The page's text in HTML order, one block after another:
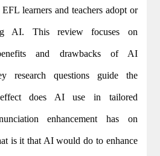
learners and teachers adopt or
AI. This review focuses on
and drawbacks of AI
research questions guide the
effect does AI use in tailored
enhancement has on
is it that AI would do to enhance